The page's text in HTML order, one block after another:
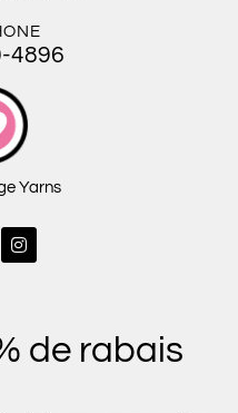
4896
Yarns
I
n
r
a
de rabais